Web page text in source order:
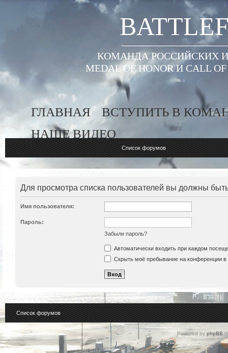
КОМАНДА РОССИЙСКИХ
MEDAL OF HONOR И
ГЛАВНАЯ
ВСТУПИТЬ В
НАШЕ ВИДЕО
Список форумов
Для просмотра списка пользователей вы должны
Имя пользователя:
Пароль:
Забыли пароль?
Автоматически входить при каждом
Скрыть моё пребывание на конференции в
Список форумов
Powered by phpBB©